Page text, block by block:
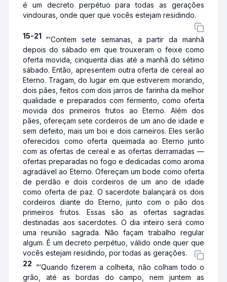
é um decreto perpétuo para todas as gerações
vindouras, onde quer que vocês estejam residindo.
15-21 “‘Contem sete semanas, a partir da manhã
depois do sábado em que trouxeram o feixe como
oferta movida, cinquenta dias até a manhã do sétimo
sábado. Então, apresentem outra oferta de cereal ao
Eterno. Tragam, do lugar em que estiverem morando,
dois pães, feitos com dois jarros de farinha da melhor
qualidade e preparados com fermento, como oferta
movida dos primeiros frutos ao Eterno. Além dos
pães, ofereçam sete cordeiros de um ano de idade e
sem defeito, mais um boi e dois carneiros. Eles serão
oferecidos como oferta queimada ao Eterno junto
com as ofertas de cereal e as ofertas derramadas —
ofertas preparadas no fogo e dedicadas como aroma
agradável ao Eterno. Ofereçam um bode como oferta
de perdão e dois cordeiros de um ano de idade
como oferta de paz. O sacerdote balançará os dois
cordeiros diante do Eterno, junto com o pão dos
primeiros frutos. Essas são as ofertas sagradas
destinadas aos sacerdotes. O dia inteiro será como
uma reunião sagrada. Não façam trabalho regular
algum. É um decreto perpétuo, válido onde quer que
vocês estejam residindo, por todas as gerações.
22 “‘Quando fizerem a colheita, não colham todo o
grão, até as bordas do campo, nem juntem as